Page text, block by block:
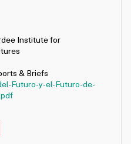
Institute for
& Briefs
Futuro-y-el-Futuro-de-